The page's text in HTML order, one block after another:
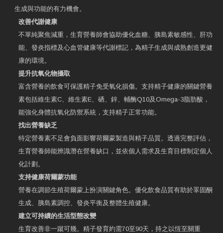
生成與功能的有力機會。
改善代謝健康
不單純聚焦減重，生育營養師會協助優化血糖、胰島素敏感性、肝功
能、發炎指標及心血管健康等代謝標記，為精子生成與成熟創造更健
康的環境。
提升抗氧化物攝取
富含營養的飲食可保護精子免受氧化損傷。支持精子健康的關鍵營養
素包括維生素C、維生素E、硒、鋅、輔酶Q10及Omega-3脂肪酸，
能強化身體抗氧化防禦系統，支持精子正常功能。
找出營養缺乏
特定營養素不足會負面影響荷爾蒙製造與精子品質。透過完整評估，
生育營養師能辨識潛在營養缺口，並依個人需求及生育目標制定個人
化計劃。
支持健康荷爾蒙功能
營養在調節生殖荷爾蒙上扮演關鍵角色。優化飲食品質有助於睪固酮
生成、胰島素調控、發炎平衡及整體生殖健康。
建立可持續的生活型態改變
生育改善非一蹴可幾。精子發育約需70至90天，持之以恆至關重